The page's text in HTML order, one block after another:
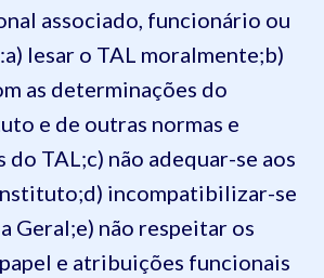
associado, funcionário ou
a) lesar o TAL moralmente;b)
as determinações do
e de outras normas e
do TAL;c) não adequar-se aos
d) incompatibilizar-se
Geral;e) não respeitar os
e atribuições funcionais